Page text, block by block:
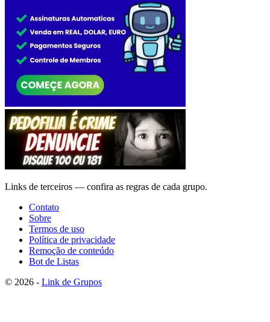
Links de terceiros — confira as regras de cada grupo.
Contato
Sobre
Termos de uso
Política de privacidade
Remoção de conteúdo
Bot de Listas
© 2026 - Link de Grupos